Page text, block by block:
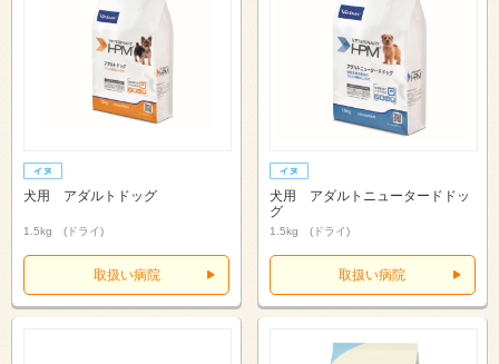
犬用 アダルトドッグ
1.5kg (ドライ)
取扱い病院
犬用 アダルトニュータードドッ
グ
1.5kg (ドライ)
取扱い病院